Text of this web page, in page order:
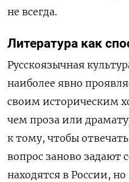
не всегда.
Литература как
Русскоязычная
наиболее явно
своим историческим
чем проза или
к тому, чтобы
вопрос заново задают
находятся в России,